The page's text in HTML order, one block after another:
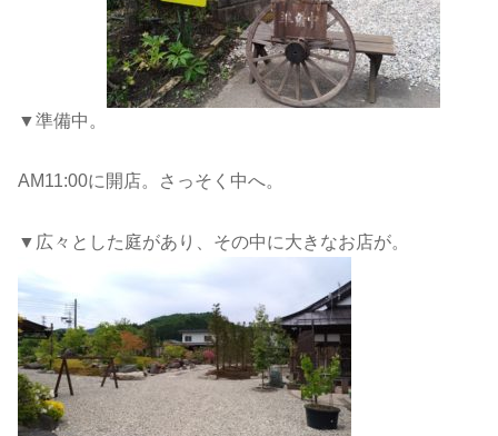
▼準備中。
AM11:00に開店。さっそく中へ。
▼広々とした庭があり、その中に大きなお店が。